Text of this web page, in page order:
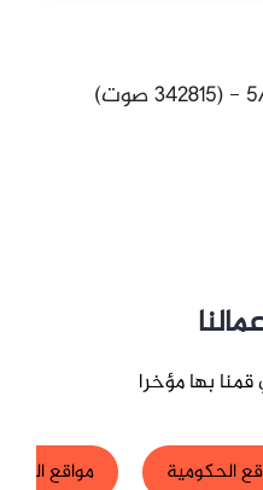
صوت)
قمنا بها مؤخرا
الحكومية مواقع